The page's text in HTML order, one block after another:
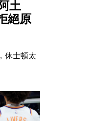
土
絕原
休士頓太